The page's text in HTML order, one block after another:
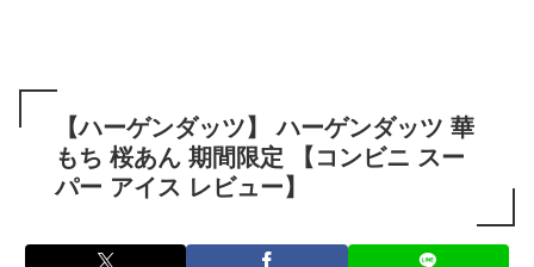
【ハーゲンダッツ】 ハーゲンダッツ 華
もち 桜あん 期間限定 【コンビニ スー
パー アイス レビュー】